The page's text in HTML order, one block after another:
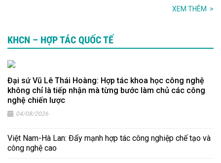
XEM THÊM >
KHCN – HỢP TÁC QUỐC TẾ
Đại sứ Vũ Lê Thái Hoàng: Hợp tác khoa học công nghệ
không chỉ là tiếp nhận mà từng bước làm chủ các công
nghệ chiến lược
04/08/2026
Việt Nam-Hà Lan: Đẩy mạnh hợp tác công nghiệp chế tạo và
công nghệ cao